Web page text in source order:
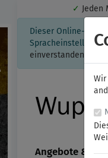
✓
Dieser Online-
Spracheinstellung
einverstanden,
Angebote &